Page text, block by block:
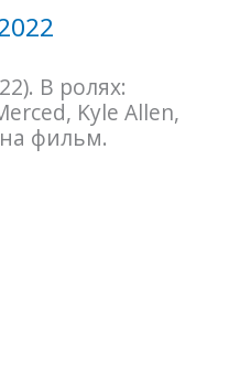
В ролях:
Kyle Allen,
фильм.